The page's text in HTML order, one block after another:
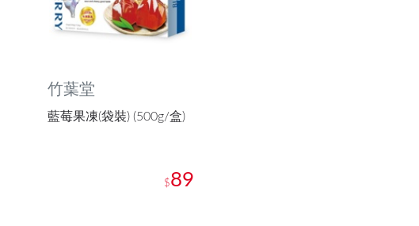
竹葉堂
藍莓果凍(袋裝) (500g/盒)
$89